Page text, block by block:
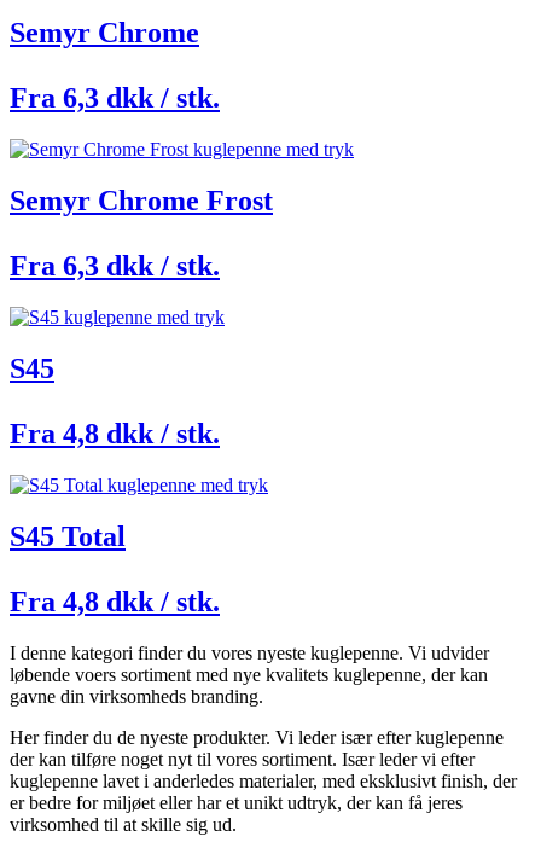
Semyr Chrome
Fra 6,3 dkk / stk.
Semyr Chrome Frost
Fra 6,3 dkk / stk.
S45
Fra 4,8 dkk / stk.
S45 Total
Fra 4,8 dkk / stk.
I denne kategori finder du vores nyeste kuglepenne. Vi udvider
løbende voers sortiment med nye kvalitets kuglepenne, der kan
gavne din virksomheds branding.
Her finder du de nyeste produkter. Vi leder især efter kuglepenne
der kan tilføre noget nyt til vores sortiment. Især leder vi efter
kuglepenne lavet i anderledes materialer, med eksklusivt finish, der
er bedre for miljøet eller har et unikt udtryk, der kan få jeres
virksomhed til at skille sig ud.